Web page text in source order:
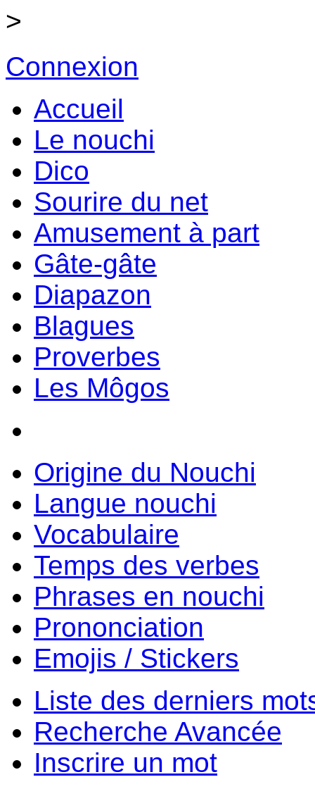
>
Connexion
Accueil
Le nouchi
Dico
Sourire du net
Amusement à part
Gâte-gâte
Diapazon
Blagues
Proverbes
Les Môgos
Origine du Nouchi
Langue nouchi
Vocabulaire
Temps des verbes
Phrases en nouchi
Prononciation
Emojis / Stickers
Liste des derniers
Recherche Avancée
Inscrire un mot